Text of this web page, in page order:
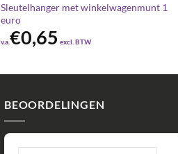
Sleutelhanger met winkelwagenmunt 1
euro
v.a.€0,65 excl. BTW
BEOORDELINGEN